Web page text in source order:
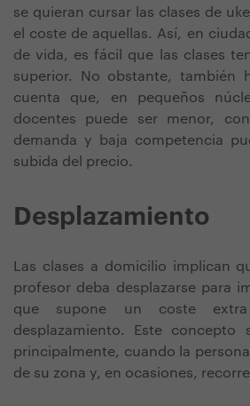
se quieran cursar las clases de
el coste de aquellas. Así, en
de vida, es fácil que las clases
superior. No obstante, también
cuenta que, en pequeños
docentes puede ser menor,
demanda y baja competencia
subida del precio.
Desplazamiento
Las clases a domicilio implican
profesor deba desplazarse para
que supone un coste
desplazamiento. Este concepto
principalmente, cuando la
de su zona y, en ocasiones,